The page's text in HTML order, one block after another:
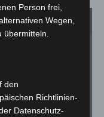
1von 4
Person frei,
Wegen,
übermitteln.
den
Richtlinien-
Datenschutz-